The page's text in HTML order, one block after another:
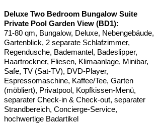
Deluxe Two Bedroom Bungalow Suite
Private Pool Garden View (BD1):
71-80 qm, Bungalow, Deluxe, Nebengebäude,
Gartenblick, 2 separate Schlafzimmer,
Regendusche, Bademantel, Badeslipper,
Haartrockner, Fliesen, Klimaanlage, Minibar,
Safe, TV (Sat-TV), DVD-Player,
Espressomaschine, Kaffee/Tee, Garten
(möbliert), Privatpool, Kopfkissen-Menü,
separater Check-in & Check-out, separater
Strandbereich, Concierge-Service,
hochwertige Badartikel